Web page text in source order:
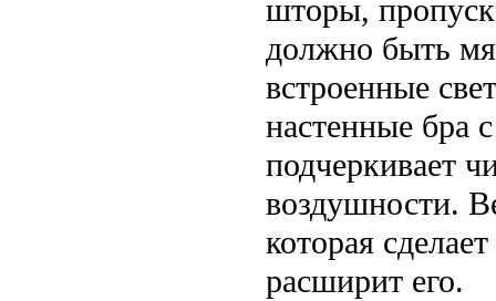
шторы,
должно быть
встроенные
настенные бра
подчеркивает
воздушности.
которая
расширит его.